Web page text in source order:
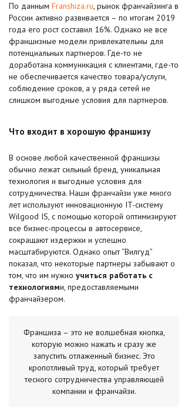
По данным Franshiza.ru, рынок франчайзинга в
России активно развивается – по итогам 2019
года его рост составил 16%. Однако не все
франшизные модели привлекательны для
потенциальных партнеров. Где-то не
доработана коммуникация с клиентами, где-то
не обеспечивается качество товара/услуги,
соблюдение сроков, а у ряда сетей не
слишком выгодные условия для партнеров.
Что входит в хорошую франшизу
В основе любой качественной франшизы
обычно лежат сильный бренд, уникальная
технология и выгодные условия для
сотрудничества. Наши франчайзи уже много
лет используют инновационную IT-систему
Wilgood IS, с помощью которой оптимизируют
все бизнес-процессы в автосервисе,
сокращают издержки и успешно
масштабируются. Однако опыт “Вилгуд”
показал, что некоторые партнеры забывают о
том, что им нужно учиться работать с
технологиями, предоставляемыми
франчайзером.
Франшиза – это не волшебная кнопка,
которую можно нажать и сразу же
запустить отлаженный бизнес. Это
кропотливый труд, который требует
тесного сотрудничества управляющей
компании и франчайзи.